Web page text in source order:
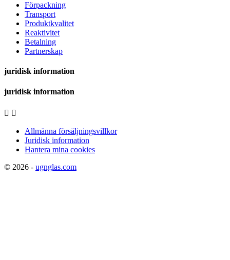
Förpackning
Transport
Produktkvalitet
Reaktivitet
Betalning
Partnerskap
juridisk information
juridisk information
 
Allmänna försäljningsvillkor
Juridisk information
Hantera mina cookies
© 2026 - ugnglas.com